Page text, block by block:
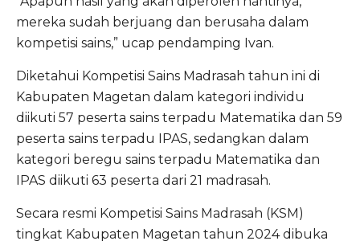
mereka sudah berjuang dan berusaha dalam
kompetisi sains,” ucap pendamping Ivan.
Diketahui Kompetisi Sains Madrasah tahun ini di
Kabupaten Magetan dalam kategori individu
diikuti 57 peserta sains terpadu Matematika dan 59
peserta sains terpadu IPAS, sedangkan dalam
kategori beregu sains terpadu Matematika dan
IPAS diikuti 63 peserta dari 21 madrasah.
Secara resmi Kompetisi Sains Madrasah (KSM)
tingkat Kabupaten Magetan tahun 2024 dibuka